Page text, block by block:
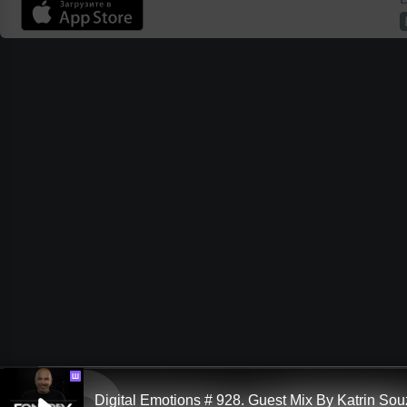
Ш
Digital Emotions # 928. Guest Mix By Katrin